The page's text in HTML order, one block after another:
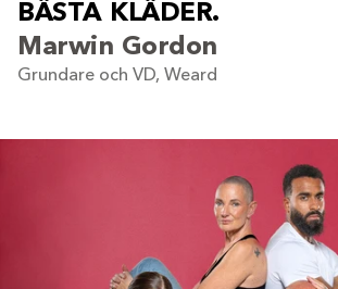
BÄSTA KLÄDER.
Marwin Gordon
Grundare och VD, Weard